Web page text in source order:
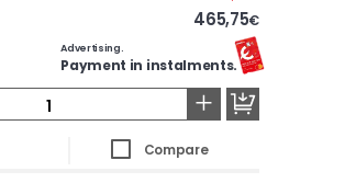
465,75€
Advertising.
Payment in instalments.
+
Compare